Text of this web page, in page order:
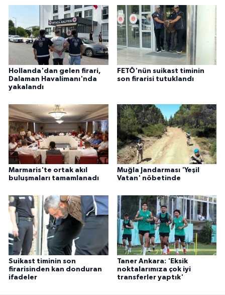
Hollanda'dan gelen firari,
Dalaman Havalimanı'nda
yakalandı
FETÖ'nün suikast timinin
son firarisi tutuklandı
Marmaris'te ortak akıl
buluşmaları tamamlanadı
Muğla Jandarması 'Yeşil
Vatan' nöbetinde
Suikast timinin son
firarisinden kan donduran
ifadeler
Taner Ankara: 'Eksik
noktalarımıza çok iyi
transferler yaptık'